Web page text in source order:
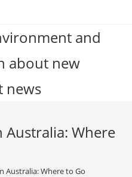
and
about new
news
Australia: Where
Australia: Where to Go